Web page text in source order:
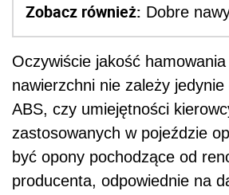
Zobacz również: Dobre
Oczywiście jakość
nawierzchni nie zależy
ABS, czy umiejętności
zastosowanych w pojeździe
być opony pochodzące od
producenta, odpowiednie na